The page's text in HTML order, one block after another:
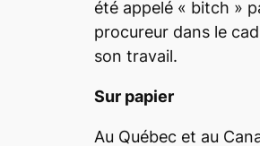
été appelé « bitch »
procureur dans le
son travail.
Sur papier
Au Québec et au